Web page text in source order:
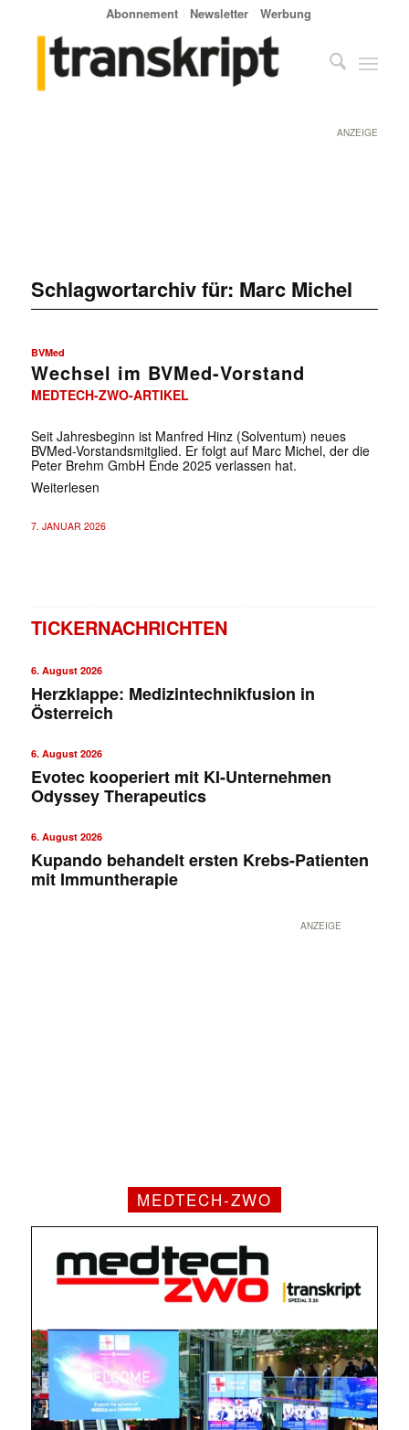
Abonnement Newsletter Werbung
ANZEIGE
Schlagwortarchiv für: Marc Michel
BVMed
Wechsel im BVMed-Vorstand
MEDTECH-ZWO-ARTIKEL
Seit Jahresbeginn ist Manfred Hinz (Solventum) neues
BVMed-Vorstandsmitglied. Er folgt auf Marc Michel, der die
Peter Brehm GmbH Ende 2025 verlassen hat.
Weiterlesen
7. JANUAR 2026
TICKERNACHRICHTEN
6. August 2026
Herzklappe: Medizintechnikfusion in
Österreich
6. August 2026
Evotec kooperiert mit KI-Unternehmen
Odyssey Therapeutics
6. August 2026
Kupando behandelt ersten Krebs-Patienten
mit Immuntherapie
ANZEIGE
MEDTECH-ZWO